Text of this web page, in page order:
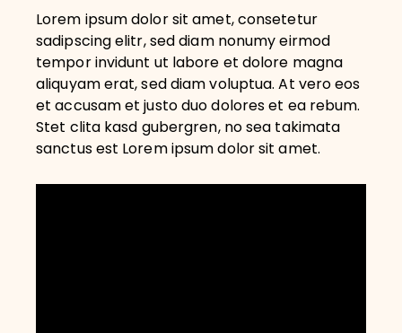
Lorem ipsum dolor sit amet, consetetur
sadipscing elitr, sed diam nonumy eirmod
tempor invidunt ut labore et dolore magna
aliquyam erat, sed diam voluptua. At vero eos
et accusam et justo duo dolores et ea rebum.
Stet clita kasd gubergren, no sea takimata
sanctus est Lorem ipsum dolor sit amet.